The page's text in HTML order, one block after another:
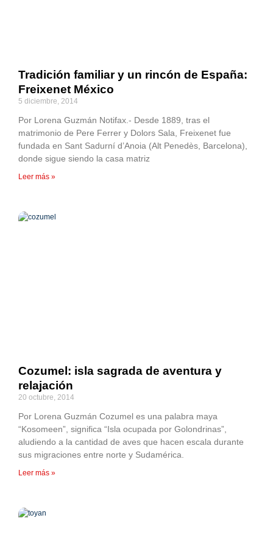
Tradición familiar y un rincón de España:
Freixenet México
5 diciembre, 2014
Por Lorena Guzmán Notifax.- Desde 1889, tras el
matrimonio de Pere Ferrer y Dolors Sala, Freixenet fue
fundada en Sant Sadurní d’Anoia (Alt Penedès, Barcelona),
donde sigue siendo la casa matriz
Leer más »
Cozumel: isla sagrada de aventura y
relajación
20 octubre, 2014
Por Lorena Guzmán Cozumel es una palabra maya
“Kosomeen”, significa “Isla ocupada por Golondrinas”,
aludiendo a la cantidad de aves que hacen escala durante
sus migraciones entre norte y Sudamérica.
Leer más »